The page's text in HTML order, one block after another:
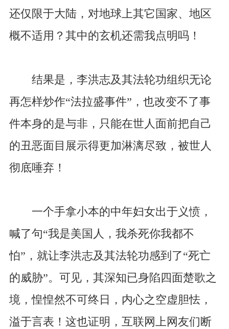
还仅限于大陆，对地球上其它国家、地区
概不适用？其中的玄机还需我点明吗！
结果是，李洪志及其法轮功组织无论
再怎样炒作“法拉盛事件”，也改变不了事
件本身的是与非，只能在世人面前把自己
的丑恶面目展示得更加淋漓尽致，被世人
彻底唾弃！
一个手拿小本的中年妇女出于义愤，
喊了句“我是美国人，我杀死你我都不
怕”，就让李洪志及其法轮功感到了“死亡
的威胁”。可见，其深知已身陷四面楚歌之
境，惶惶然不可终日，内心之空虚胆怯，
溢于言表！这也证明，互联网上网友们断